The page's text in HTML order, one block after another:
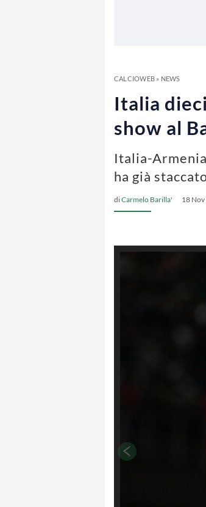
CALCIOWEB» NEWS
Italia
show al
Italia-
ha già
diCarmelo Barilla' 18